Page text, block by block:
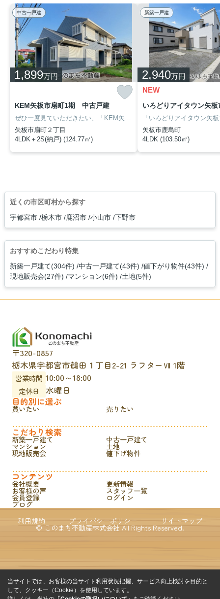
中古一戸建
1,899万円
KEM矢板市扇町1期 中古戸建
矢板市扇町２丁目
4LDK＋2S(納戸) (124.77㎡)
新築一戸建
2,940万円
NEW
矢板市鹿島町
4LDK (103.50㎡)
近くの市区町村から探す
宇都宮市 栃木市 鹿沼市 小山市 下野市
おすすめこだわり特集
新築一戸建て(304件) 中古一戸建て(43件) 値下がり物件(43件)
現地販売会(27件) マンション(6件) 土地(5件)
〒320-0857
栃木県宇都宮市鶴田１丁目2-21 ラフターⅦ 1階
営業時間 10:00～18:00
定休日
水曜日
目的別に選ぶ
買いたい 売りたい
こだわり検索
新築一戸建て 中古一戸建て
マンション 土地
現地販売会 値下げ物件
コンテンツ
会社概要 更新情報
お客様の声 スタッフ一覧
会員登録 ログイン
ブログ
利用規約
プライバシーポリシー サイトマップ
© このまち不動産株式会社 All Rights Reserved.
当サイトでは、お客様の当サイト利用状況把握、サービス向上検討を目的と
して、クッキー（Cookie）を使用しています。